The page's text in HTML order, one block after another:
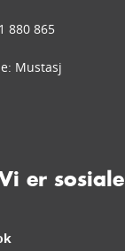
880 865
Mustasj
er sosiale